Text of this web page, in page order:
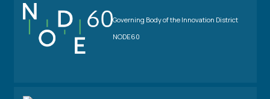
Governing Body of the Innovation District
NODE60